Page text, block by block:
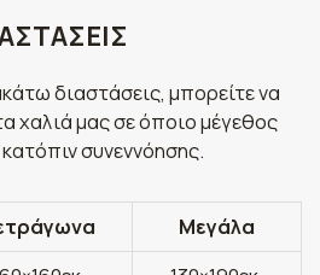
διαστάσεις, μπορείτε να
χαλιά μας σε όποιο μέγεθος
συνεννόησης.
Μεγάλα